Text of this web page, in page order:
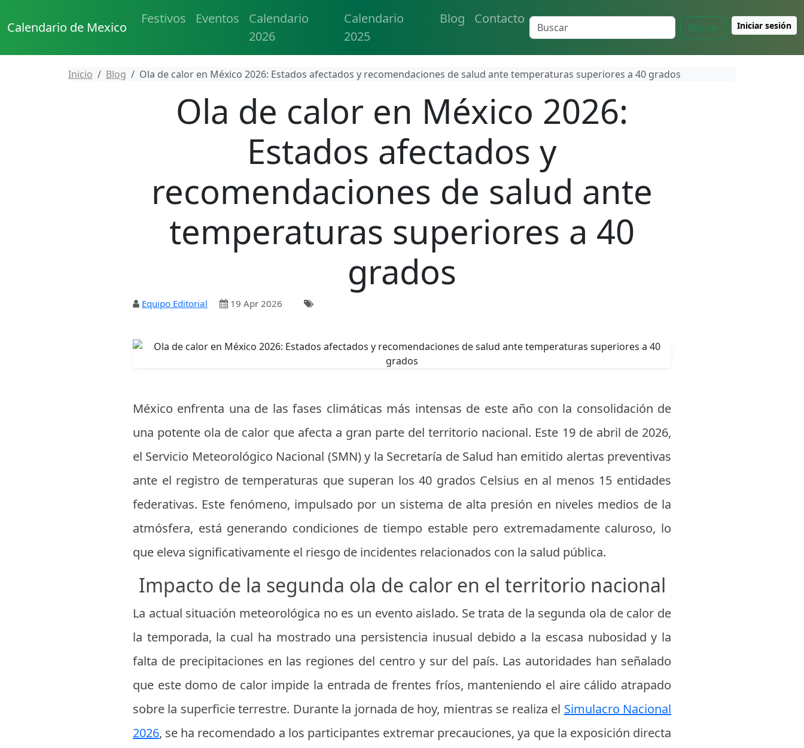
Calendario de Mexico
Festivos Eventos
Calendario
2026
Calendario
2025
Blog Contacto
Buscar Iniciar sesión
Inicio Blog Ola de calor en México 2026: Estados afectados y recomendaciones de salud ante temperaturas superiores a 40 grados
Ola de calor en México 2026:
Estados afectados y
recomendaciones de salud ante
temperaturas superiores a 40
grados
Equipo Editorial 19 Apr 2026
México enfrenta una de las fases climáticas más intensas de este año con la consolidación de
una potente ola de calor que afecta a gran parte del territorio nacional. Este 19 de abril de 2026,
el Servicio Meteorológico Nacional (SMN) y la Secretaría de Salud han emitido alertas preventivas
ante el registro de temperaturas que superan los 40 grados Celsius en al menos 15 entidades
federativas. Este fenómeno, impulsado por un sistema de alta presión en niveles medios de la
atmósfera, está generando condiciones de tiempo estable pero extremadamente caluroso, lo
que eleva significativamente el riesgo de incidentes relacionados con la salud pública.
Impacto de la segunda ola de calor en el territorio nacional
La actual situación meteorológica no es un evento aislado. Se trata de la segunda ola de calor de
la temporada, la cual ha mostrado una persistencia inusual debido a la escasa nubosidad y la
falta de precipitaciones en las regiones del centro y sur del país. Las autoridades han señalado
que este domo de calor impide la entrada de frentes fríos, manteniendo el aire cálido atrapado
sobre la superficie terrestre. Durante la jornada de hoy, mientras se realiza el Simulacro Nacional
2026, se ha recomendado a los participantes extremar precauciones, ya que la exposición directa